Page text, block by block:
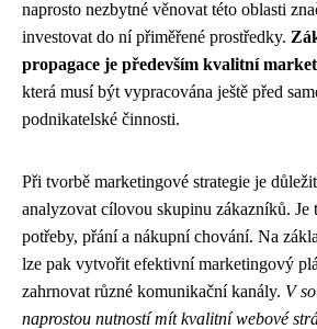
naprosto nezbytné věnovat této oblasti
investovat do ní přiměřené prostředky.
propagace je především kvalitní
která musí být vypracována ještě před
podnikatelské činnosti.
Při tvorbě marketingové strategie je
analyzovat cílovou skupinu zákazníků. Je
potřeby, přání a nákupní chování. Na
lze pak vytvořit efektivní marketingový
zahrnovat různé komunikační kanály. V
naprostou nutností mít kvalitní webové